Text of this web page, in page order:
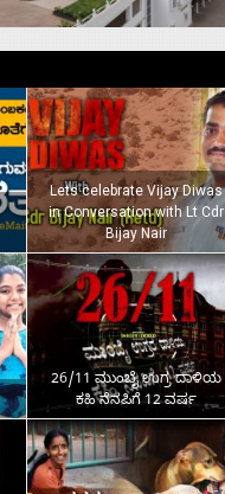
Lets celebrate Vijay Diwas
in Conversation with Lt Cdr
Bijay Nair
26/11 ಮುಂಬೈ ಉಗ್ರ ದಾಳಿಯ
ಕಹಿ ನೆನಪಿಗೆ 12 ವರ್ಷ